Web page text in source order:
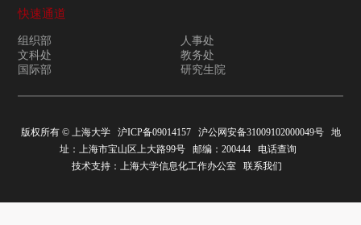
快速通道
组织部
人事处
文科处
教务处
国际部
研究生院
版权所有 ©上海大学 沪ICP备09014157 沪公网安备31009102000049号地
址：上海市宝山区上大路99号 邮编：200444 电话查询
技术支持： 上海大学信息化工作办公室 联系我们